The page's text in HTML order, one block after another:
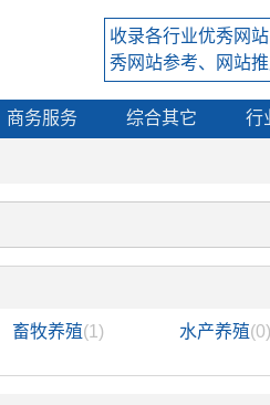
收录各行业优秀网
秀网站参考、网站推
商务服务 综合其它 行
畜牧养殖(1) 水产养殖(0)